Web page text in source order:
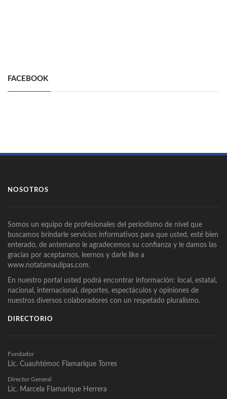
FACEBOOK
NOSOTROS
Somos un equipo de profesionales del periodismo de nivel que
buscamos brindarle servicios informativos para que usted, esté bien
enterado, de antemano le agradecemos su confianza y le damos las
gracias por aceptarnos, leernos y darle like a
www.notatamaulipas.com.
En nuestro portal usted podrá encontrar información: local, estatal,
nacional, internacional, deportes, espectáculos y opiniones de
nuestros diversos colaboradores con un respetado pluralismo.
DIRECTORIO
Fundador
Lic. Cuauhtémoc Flamarique Torres
Director General
Lic. Marcela Flamarique Herrera